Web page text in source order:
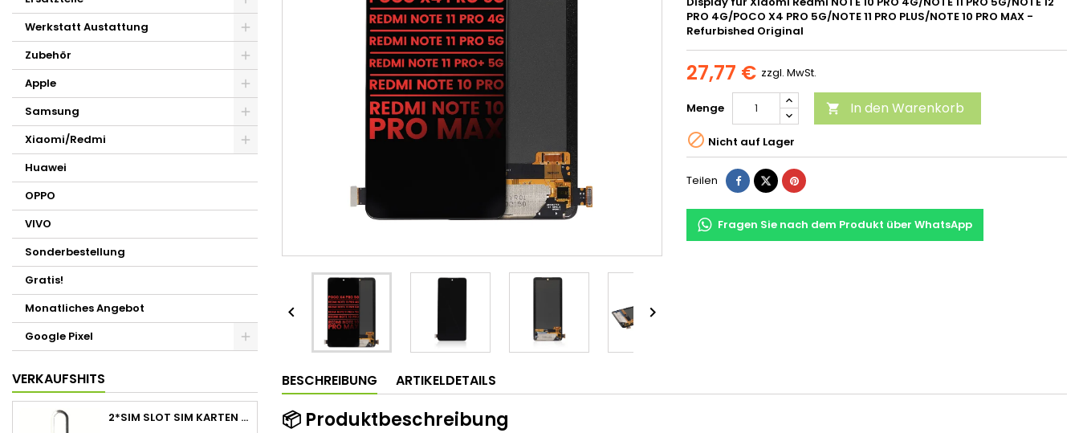
Werkstatt Austattung
Zubehör
Apple
Samsung
Xiaomi/Redmi
Huawei
OPPO
VIVO
Sonderbestellung
Gratis!
Monatliches Angebot
Google Pixel
VERKAUFSHITS
2*SIM SLOT SIM KARTEN STIFT NADEL PIN TRAY ÖFFNER EJECT TOOL
 
PRO 4G/POCO X4 PRO 5G/NOTE 11 PRO PLUS/NOTE 10 PRO MAX -
Refurbished Original
27,77 € zzgl. MwSt.
Menge  In den Warenkorb
 Nicht auf Lager
Teilen
Fragen Sie nach dem Produkt über WhatsApp
BESCHREIBUNG ARTIKELDETAILS
📦 Produktbeschreibung